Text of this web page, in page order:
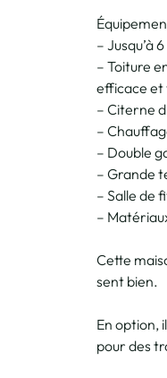
– Jusqu’à
– Toiture
efficace et
– Citerne
–
– Double
– Grande
– Salle de
–
Cette
sent bien.
En option,
pour des